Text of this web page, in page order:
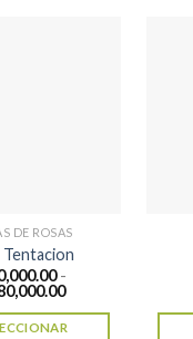
DE ROSAS
Tentacion
-
Rango
precios: